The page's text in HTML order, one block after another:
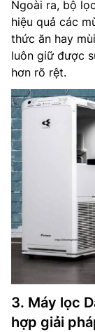
Ngoài ra, bộ
hiệu quả các
thức ăn hay
luôn giữ được
hơn rõ rệt.
3. Máy lọc
hợp giải